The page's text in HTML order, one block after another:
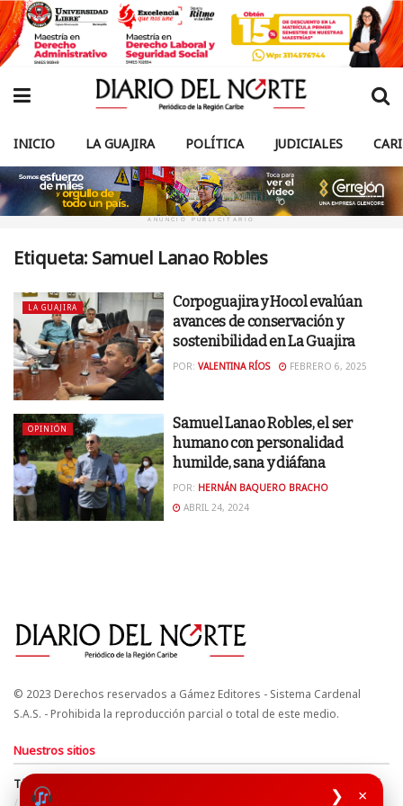
❯ ×
INICIO LA GUAJIRA POLÍTICA JUDICIALES
ANUNCIO PUBLICITARIO
Etiqueta: Samuel Lanao Robles
LA GUAJIRA
Corpoguajira y Hocol evalúan
avances de conservación y
sostenibilidad en La Guajira
POR: VALENTINA RÍOS FEBRERO 6, 2025
OPINIÓN
Samuel Lanao Robles, el ser
humano con personalidad
humilde, sana y diáfana
POR: HERNÁN BAQUERO BRACHO
ABRIL 24, 2024
© 2023 Derechos reservados a Gámez Editores - Sistema Cardenal
S.A.S. - Prohibida la reproducción parcial o total de este medio.
Nuestros sitios
Términos y Condiciones
Derechos de Autor y Propiedad Intelectual